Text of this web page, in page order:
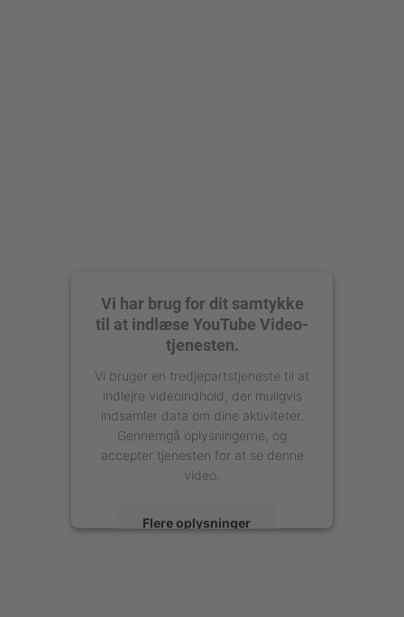
Vi har brug for dit samtykke
til at indlæse YouTube Video-
tjenesten.
Vi bruger en tredjepartstjeneste til at
indlejre videoindhold, der muligvis
indsamler data om dine aktiviteter.
Gennemgå oplysningerne, og
accepter tjenesten for at se denne
video.
Flere oplysninger